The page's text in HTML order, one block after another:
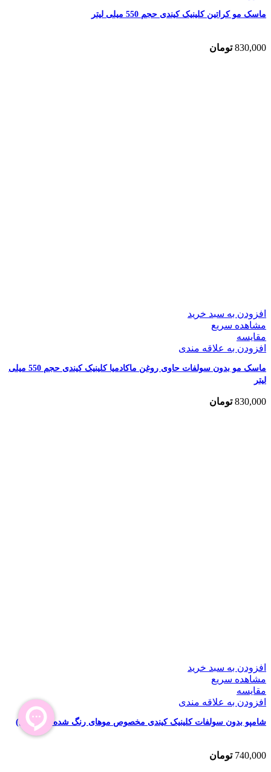
ماسک مو کراتین کلینیک کیندی حجم 550 میلی لیتر
830,000 تومان
افزودن به سبد خرید
مشاهده سریع
مقایسه
افزودن به علاقه مندی
ماسک مو بدون سولفات حاوی روغن ماکادمیا کلینیک کیندی حجم 550 میلی
لیتر
830,000 تومان
افزودن به سبد خرید
مشاهده سریع
مقایسه
افزودن به علاقه مندی
شامپو بدون سولفات کلینیک کیندی مخصوص موهای رنگ شده (550 میل)
740,000 تومان